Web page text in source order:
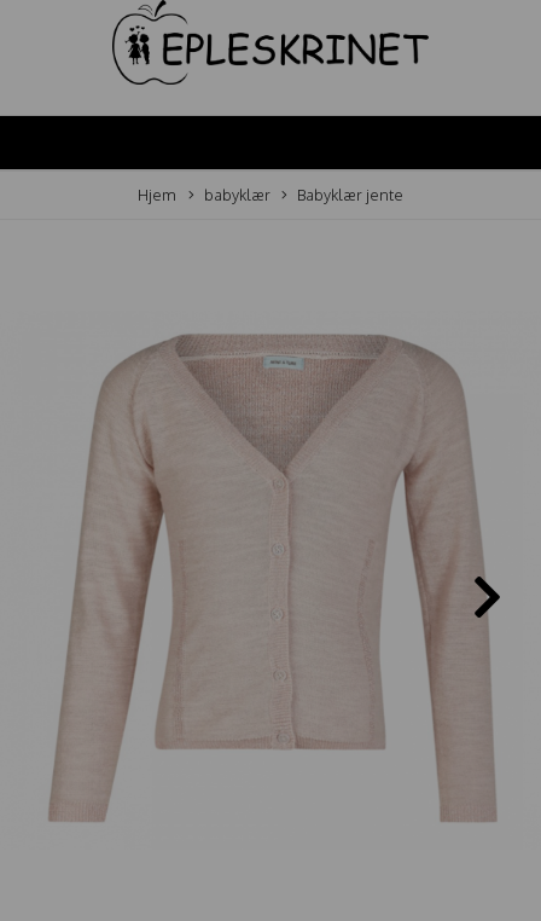
Hjem babyklær Babyklær jente